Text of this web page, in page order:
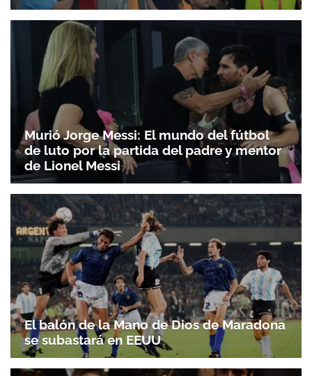
Murió Jorge Messi: El mundo del fútbol
de luto por la partida del padre y mentor
de Lionel Messi
El balón de la Mano de Dios de Maradona
se subastará en EEUU